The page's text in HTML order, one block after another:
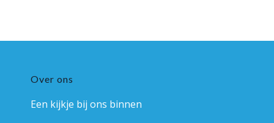
Over ons
Een kijkje bij ons binnen